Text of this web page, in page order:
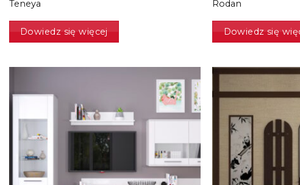
Teneya
Dowiedz się więcej
Rodan
Dowiedz się